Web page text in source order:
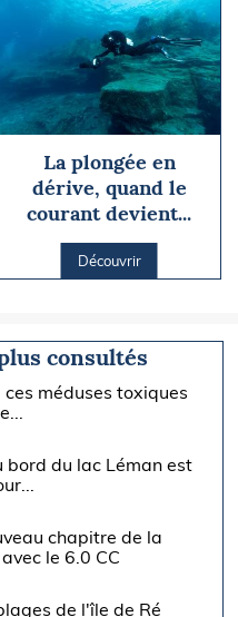
La plongée en
dérive, quand le
courant devient...
Découvrir
consultés
méduses toxiques
bord du lac Léman est
chapitre de la
le 6.0 CC
de l'île de Ré